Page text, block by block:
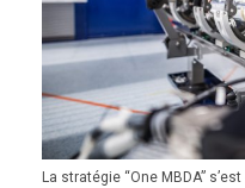
La stratégie “One MBDA”